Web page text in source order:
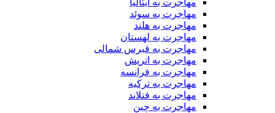
مهاجرت به ایتالیا
مهاجرت به سوئد
مهاجرت به هلند
مهاجرت به لهستان
مهاجرت به قبرس شمالی
مهاجرت به اتریش
مهاجرت به فرانسه
مهاجرت به ترکیه
مهاجرت به فنلاند
مهاجرت به چین